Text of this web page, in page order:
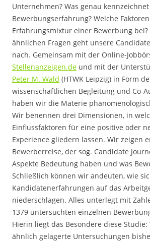
Unternehmen? Was genau
Bewerbungserfahrung? Welche
Erfahrungsmixtur einer Bewerbung bei?
ähnlichen Fragen geht unsere
nach. Gemeinsam mit der Online-
Stellenanzeigen.de und mit der
Peter M. Wald (HTWK Leipzig) in Form
wissenschaftlichen Begleitung und Co-
haben wir die Materie
Wir benennen drei Dimensionen, in
Einflussfaktoren für eine positive oder
Experience gliedern lassen. Wir zeigen
Bewerberreise, der sog. Candidate
Aspekte Bedeutung haben und was
Schließlich können wir andeuten, wie
Kandidatenerfahrungen auf das
niederschlagen. Alles unterlegt mit
1379 untersuchten einzelnen
Hierin liegt das Besondere diese
ähnlich gelagerte Untersuchungen